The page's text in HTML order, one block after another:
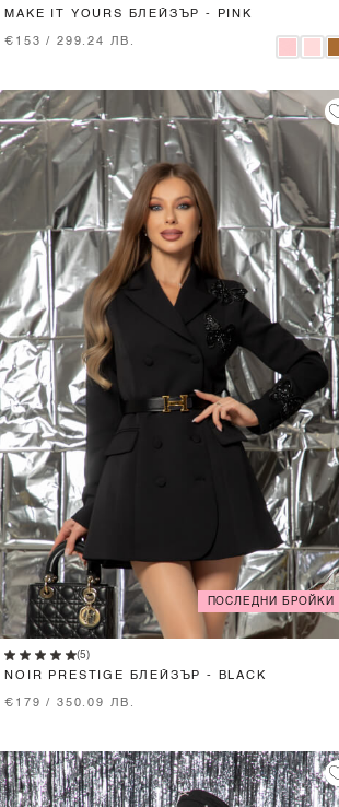
MAKE IT YOURS БЛЕЙЗЪР - PINK
€153 / 299.24 ЛВ.
ПОСЛЕДНИ БРОЙКИ
XS M L
(5)
NOIR PRESTIGE БЛЕЙЗЪР - BLACK
€179 / 350.09 ЛВ.